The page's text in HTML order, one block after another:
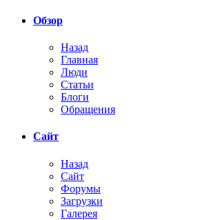
Обзор
Назад
Главная
Люди
Статьи
Блоги
Обращения
Сайт
Назад
Сайт
Форумы
Загрузки
Галерея